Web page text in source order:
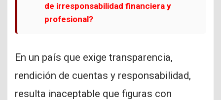
de irresponsabilidad financiera y
profesional?
En un país que exige transparencia,
rendición de cuentas y responsabilidad,
resulta inaceptable que figuras con